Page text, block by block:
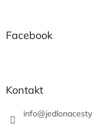
Facebook
Kontakt
info@